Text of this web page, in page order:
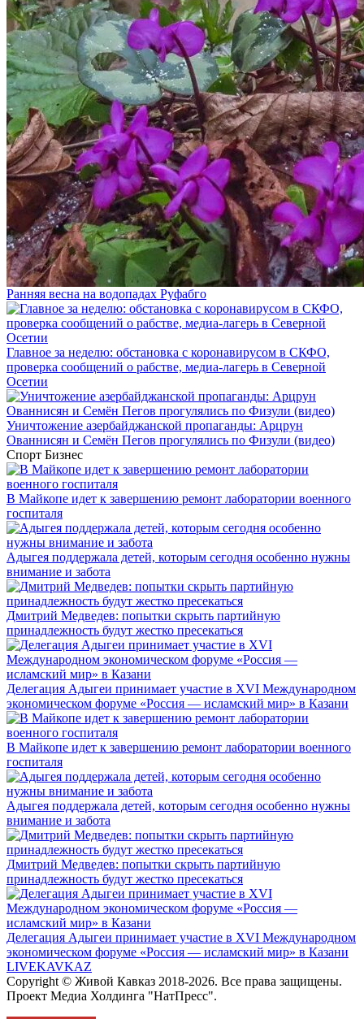
Ранняя весна на водопадах Руфабго
Главное за неделю: обстановка с коронавирусом в СКФО,
проверка сообщений о рабстве, медиа-лагерь в Северной
Осетии
Уничтожение азербайджанской пропаганды: Арцрун
Ованнисян и Семён Пегов прогулялись по Физули (видео)
Спорт Бизнес
В Майкопе идет к завершению ремонт лаборатории военного
госпиталя
Адыгея поддержала детей, которым сегодня особенно нужны
внимание и забота
Дмитрий Медведев: попытки скрыть партийную
принадлежность будут жестко пресекаться
Делегация Адыгеи принимает участие в XVI Международном
экономическом форуме «Россия — исламский мир» в Казани
В Майкопе идет к завершению ремонт лаборатории военного
госпиталя
Адыгея поддержала детей, которым сегодня особенно нужны
внимание и забота
Дмитрий Медведев: попытки скрыть партийную
принадлежность будут жестко пресекаться
Делегация Адыгеи принимает участие в XVI Международном
экономическом форуме «Россия — исламский мир» в Казани
LIVEKAVKAZ
Copyright © Живой Кавказ 2018-2026. Все права защищены.
Проект Медиа Холдинга "НатПресс".